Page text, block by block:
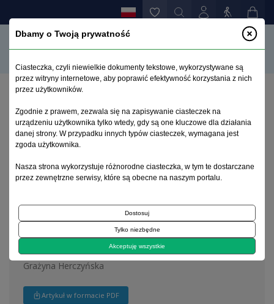
Archiwum 1992–2014
2000, tom 9, zeszyt 3
Ludwik Perzyna 1742-1812
Grażyna Herczyńska
Artykuł w formacie PDF
Dbamy o Twoją prywatność
Ciasteczka, czyli niewielkie dokumenty tekstowe, wykorzystywane są
przez witryny internetowe, aby poprawić efektywność korzystania z nich
przez użytkowników.
Zgodnie z prawem, zezwala się na zapisywanie ciasteczek na
urządzeniu użytkownika tylko wtedy, gdy są one kluczowe dla działania
danej strony. W przypadku innych typów ciasteczek, wymagana jest
zgoda użytkownika.
Nasza strona wykorzystuje różnorodne ciasteczka, w tym te dostarczane
przez zewnętrzne serwisy, które są obecne na naszym portalu.
Dostosuj
Tylko niezbędne
Akceptuję wszystkie